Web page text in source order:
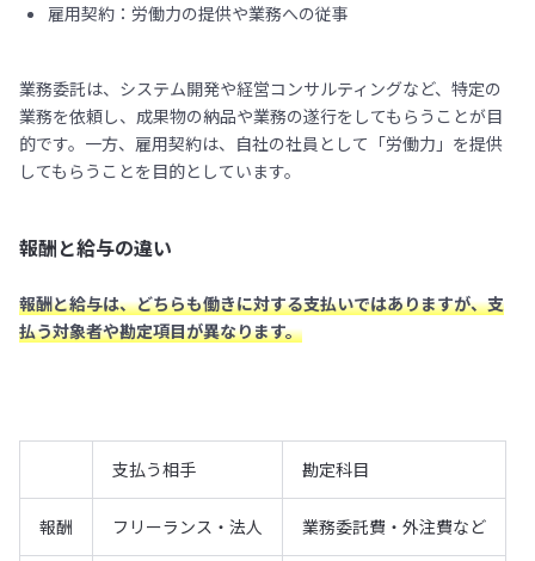
雇用契約：労働力の提供や業務への従事
業務委託は、システム開発や経営コンサルティングなど、特定の
業務を依頼し、成果物の納品や業務の遂行をしてもらうことが目
的です。一方、雇用契約は、自社の社員として「労働力」を提供
してもらうことを目的としています。
報酬と給与の違い
報酬と給与は、どちらも働きに対する支払いではありますが、支
払う対象者や勘定項目が異なります。
支払う相手 勘定科目
報酬 フリーランス・法人 業務委託費・外注費など